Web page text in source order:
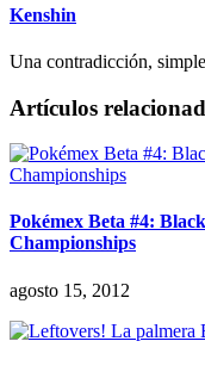
Kenshin
Una contradicción,
Artículos
Pokémex Beta #4:
Championships
agosto 15, 2012